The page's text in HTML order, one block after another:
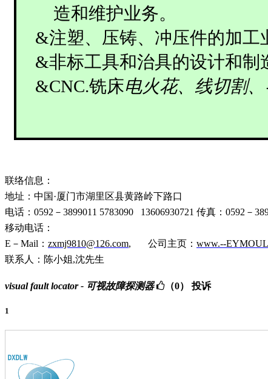
造和维护业务。
&注塑、压铸、冲压件的加工
&非标工具和治具的设计和制
&CNC.铣床电火花、线切割
联络信息：
地址：中国·厦门市湖里区县黄路岭下路口
电话： 0592 － 3899011 5783090 13606930721 传真： 0592 －
移动电话：
E － Mail ： zxmj9810@126.com, 公司主页： www.--
联系人：陈小姐,沈先生
visual fault locator - 可视故障探测器 （0） 投诉
1